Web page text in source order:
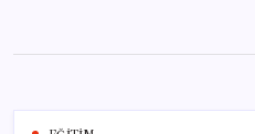
content